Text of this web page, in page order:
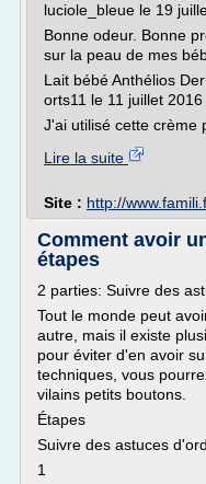
luciole_bleue le 19
Bonne odeur. Bonne
sur la peau de mes
Lait bébé Anthélios
orts11 le 11 juillet 2016
J'ai utilisé cette crème
Lire la suite
Site : http://
Comment avoir
étapes
2 parties: Suivre des
Tout le monde peut
autre, mais il existe
pour éviter d'en avoir
techniques, vous
vilains petits boutons.
Étapes
Suivre des astuces
1